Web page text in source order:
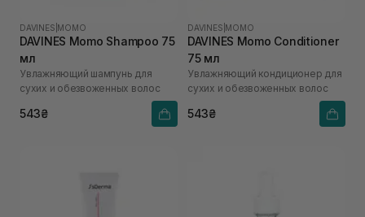
DAVINES MOMO
DAVINES Momo Shampoo 75
мл
Увлажняющий шампунь для
сухих и обезвоженных волос
543₴
DAVINES MOMO
DAVINES Momo Conditioner
75 мл
Увлажняющий кондиционер для
сухих и обезвоженных волос
543₴